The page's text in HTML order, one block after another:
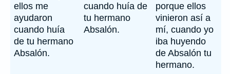
ellos me
ayudaron
cuando huía
de tu hermano
Absalón.
cuando huía de
tu hermano
Absalón.
porque ellos
vinieron así a
mí, cuando yo
iba huyendo
de Absalón tu
hermano.